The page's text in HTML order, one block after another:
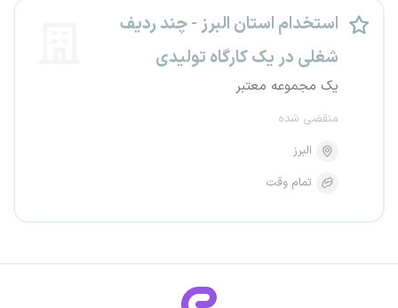
استخدام استان البرز - چند ردیف
شغلی در یک کارگاه تولیدی
یک مجموعه معتبر
منقضی شده
البرز
تمام وقت